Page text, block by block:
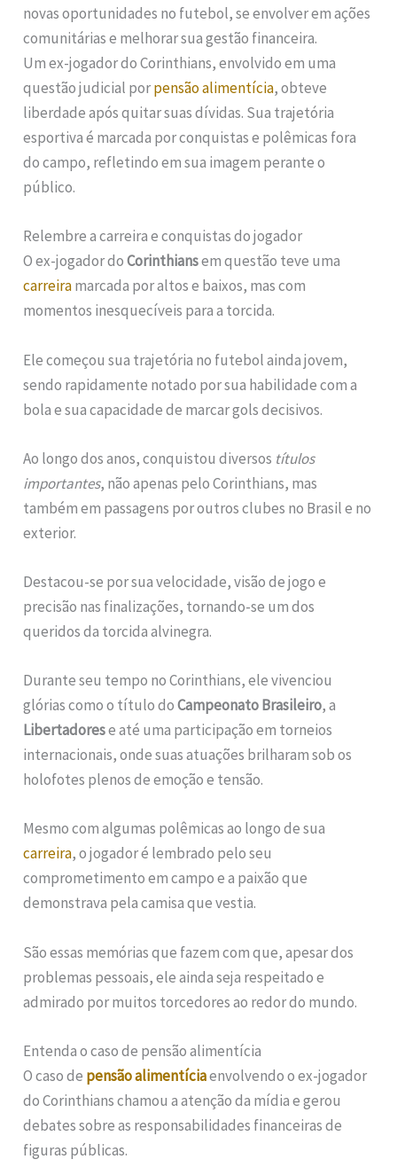
novas oportunidades no futebol, se envolver em ações
comunitárias e melhorar sua gestão financeira.
Um ex-jogador do Corinthians, envolvido em uma
questão judicial porpensão alimentícia, obteve
liberdade após quitar suas dívidas. Sua trajetória
esportiva é marcada por conquistas e polêmicas fora
do campo, refletindo em sua imagem perante o
público.
Relembre a carreira e conquistas do jogador
O ex-jogador doCorinthiansem questão teve uma
carreiramarcada por altos e baixos, mas com
momentos inesquecíveis para a torcida.
Ele começou sua trajetória no futebol ainda jovem,
sendo rapidamente notado por sua habilidade com a
bola e sua capacidade de marcar gols decisivos.
Ao longo dos anos, conquistou diversos títulos
importantes, não apenas pelo Corinthians, mas
também em passagens por outros clubes no Brasil e no
exterior.
Destacou-se por sua velocidade, visão de jogo e
precisão nas finalizações, tornando-se um dos
queridos da torcida alvinegra.
Durante seu tempo no Corinthians, ele vivenciou
glórias como o título doCampeonato Brasileiro, a
Libertadorese até uma participação em torneios
internacionais, onde suas atuações brilharam sob os
holofotes plenos de emoção e tensão.
Mesmo com algumas polêmicas ao longo de sua
carreira, o jogador é lembrado pelo seu
comprometimento em campo e a paixão que
demonstrava pela camisa que vestia.
São essas memórias que fazem com que, apesar dos
problemas pessoais, ele ainda seja respeitado e
admirado por muitos torcedores ao redor do mundo.
Entenda o caso de pensão alimentícia
O caso de pensão alimentíciaenvolvendo o ex-jogador
do Corinthians chamou a atenção da mídia e gerou
debates sobre as responsabilidades financeiras de
figuras públicas.